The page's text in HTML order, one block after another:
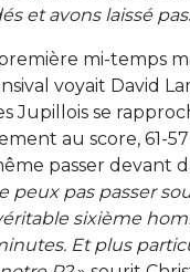
et avons laissé
mi-temps
voyait David
Jupillois se
au score, 61-
passer devant
peux pas passer
sixième
Et plus